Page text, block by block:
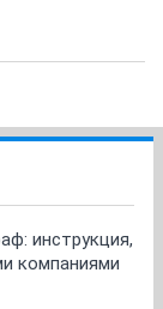
инструкция,
компаниями